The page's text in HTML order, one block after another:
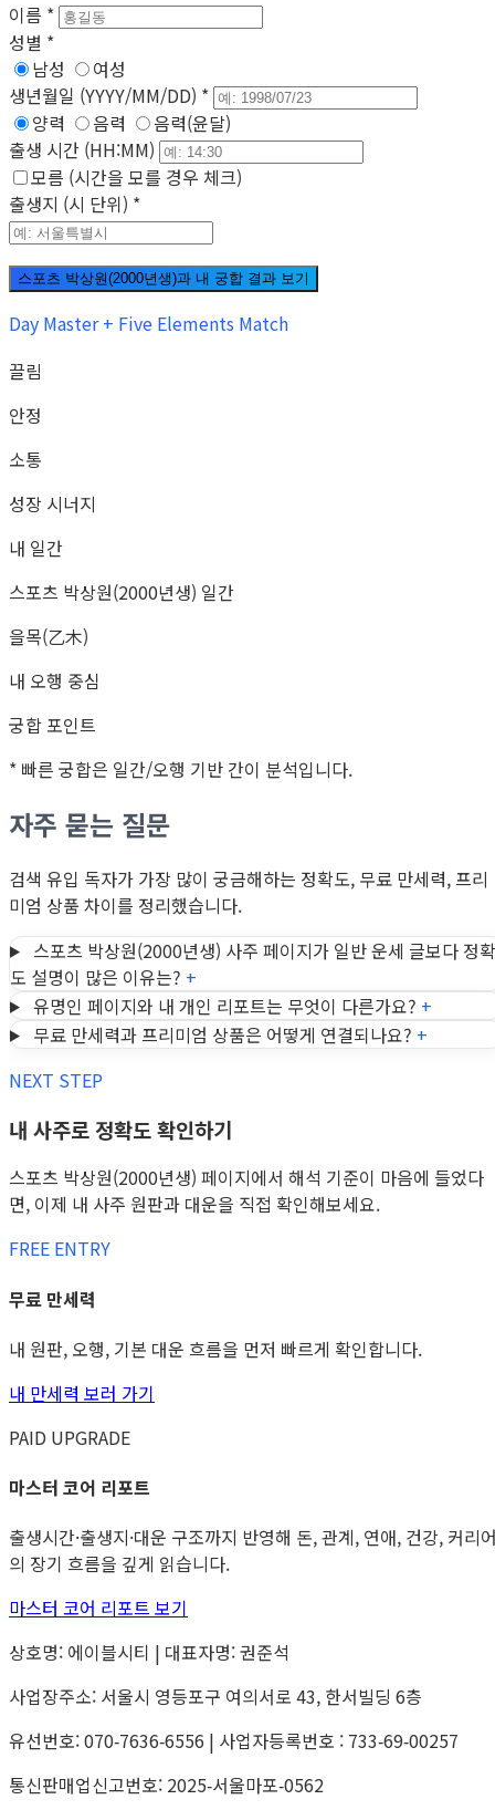
이름 *
성별 *
남성
여성
생년월일 (YYYY/MM/DD) *
양력
음력
음력(윤달)
출생 시간 (HH:MM)
모름 (시간을 모를 경우 체크)
출생지 (시 단위) *
스포츠 박상원(2000년생)과 내 궁합 결과 보기
Day Master + Five Elements Match
끌림
안정
소통
성장 시너지
내 일간
스포츠 박상원(2000년생) 일간
을목(乙木)
내 오행 중심
궁합 포인트
* 빠른 궁합은 일간/오행 기반 간이 분석입니다.
자주 묻는 질문
검색 유입 독자가 가장 많이 궁금해하는 정확도, 무료 만세력, 프리
미엄 상품 차이를 정리했습니다.
스포츠 박상원(2000년생) 사주 페이지가 일반 운세 글보다 정확
도 설명이 많은 이유는? +
유명인 페이지와 내 개인 리포트는 무엇이 다른가요? +
무료 만세력과 프리미엄 상품은 어떻게 연결되나요? +
NEXT STEP
내 사주로 정확도 확인하기
스포츠 박상원(2000년생) 페이지에서 해석 기준이 마음에 들었다
면, 이제 내 사주 원판과 대운을 직접 확인해보세요.
FREE ENTRY
무료 만세력
내 원판, 오행, 기본 대운 흐름을 먼저 빠르게 확인합니다.
내 만세력 보러 가기
PAID UPGRADE
마스터 코어 리포트
출생시간·출생지·대운 구조까지 반영해 돈, 관계, 연애, 건강, 커리
의 장기 흐름을 깊게 읽습니다.
마스터 코어 리포트 보기
상호명: 에이블시티 | 대표자명: 권준석
사업장주소: 서울시 영등포구 여의서로 43, 한서빌딩 6층
유선번호: 070‑7636‑6556 | 사업자등록번호 : 733‑69‑00257
통신판매업신고번호: 2025‑서울마포‑0562